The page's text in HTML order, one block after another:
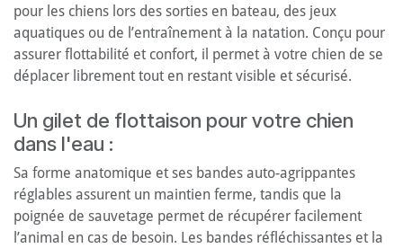
pour les chiens lors des sorties en bateau, des jeux
aquatiques ou de l’entraînement à la natation. Conçu pour
assurer flottabilité et confort, il permet à votre chien de se
déplacer librement tout en restant visible et sécurisé.
Un gilet de flottaison pour votre chien
dans l'eau :
Sa forme anatomique et ses bandes auto-agrippantes
réglables assurent un maintien ferme, tandis que la
poignée de sauvetage permet de récupérer facilement
l’animal en cas de besoin. Les bandes réfléchissantes et la